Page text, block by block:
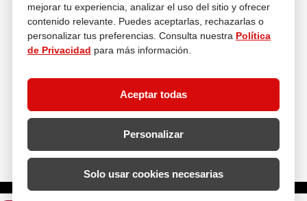
mejorar tu experiencia, analizar el uso del sitio y ofrecer
contenido relevante. Puedes aceptarlas, rechazarlas o
personalizar tus preferencias. Consulta nuestra Política
de Privacidad para más información.
Aceptar todas
Personalizar
Solo usar cookies necesarias
Descubre más